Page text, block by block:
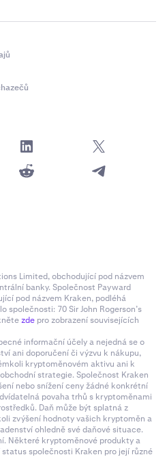
Limited, obchodující pod názvem
banky. Společnost Payward
pod názvem Kraken, podléhá
společnosti: 70 Sir John Rogerson’s
zde pro zobrazení souvisejících
informační účely a nejedná se o
ani doporučení či výzvu k nákupu,
kryptoměnovém aktivu ani k
strategie. Společnost Kraken
nebo snížení ceny žádné konkrétní
povaha trhů s kryptoměnami
Daň může být splatná z
zvýšení hodnoty vašich kryptoměn a
ohledně své daňové situace.
Některé kryptoměnové produkty a
společnosti Kraken pro její různé